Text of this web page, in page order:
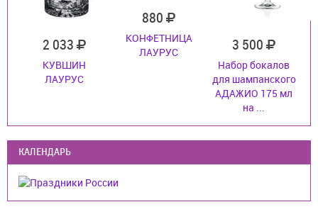
2 033
КУВШИН
ЛАУРУС
880
КОНФЕТНИЦА
ЛАУРУС
3 500
Набор бокалов
для шампанского
АДАЖИО 175 мл
на ...
КАЛЕНДАРЬ